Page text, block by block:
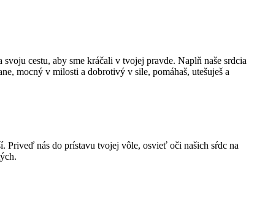
cestu, aby sme kráčali v tvojej pravde. Naplň naše srdcia
mocný v milosti a dobrotivý v sile, pomáhaš, utešuješ a
Priveď nás do prístavu tvojej vôle, osvieť oči našich sŕdc na